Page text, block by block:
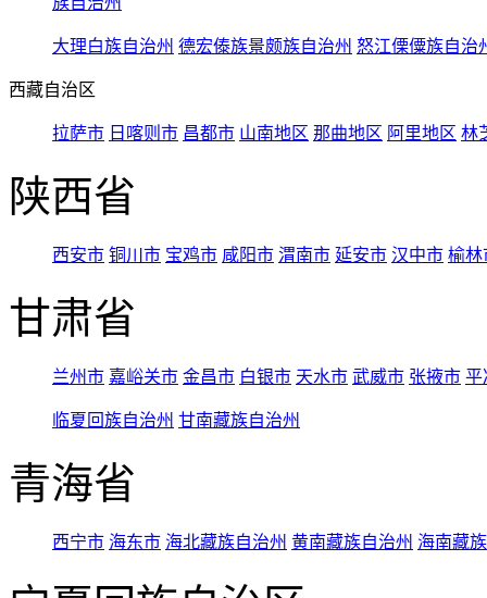
大理白族自治州 德宏傣族景颇族自治州 怒江傈僳族自治
西藏自治区
拉萨市 日喀则市 昌都市 山南地区 那曲地区 阿里地区 林
陕西省
西安市 铜川市 宝鸡市 咸阳市 渭南市 延安市 汉中市 榆林
甘肃省
兰州市 嘉峪关市 金昌市 白银市 天水市 武威市 张掖市 平
临夏回族自治州 甘南藏族自治州
青海省
西宁市 海东市 海北藏族自治州 黄南藏族自治州 海南藏